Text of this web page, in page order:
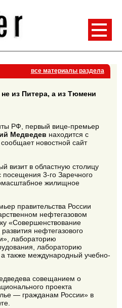
все материалы раздела
из Питера, а из Тюмени
РФ, первый вице-премьер
Медведев находится с
новостной сайт
визит в областную столицу
посещения 3-го Заречного
жилищное
правительства России
нефтегазовом
«Совершенствование
нефтегазового
лабораторию
лабораторию
также международный учебно-
совещанием о
проекта
— гражданам России» в